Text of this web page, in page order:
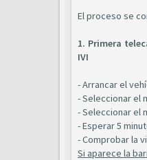
El proceso se
1. Primera
IVI
- Arrancar el
- Seleccionar el
- Seleccionar el
- Esperar 5
- Comprobar la
Si aparece la